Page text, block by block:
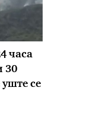
часа
30
се